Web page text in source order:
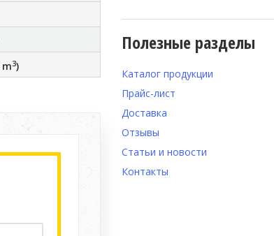
m3)
Полезные разделы
Каталог продукции
Прайс-лист
Доставка
Отзывы
Статьи и новости
Контакты